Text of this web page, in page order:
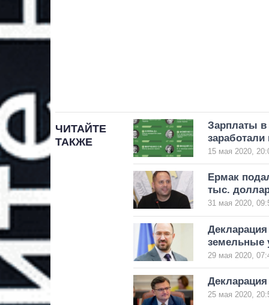
ЧИТАЙТЕ
ТАКЖЕ
Зарплаты
заработали
15 мая 2020,
Ермак
тыс.
31 мая 2020,
земельные
29 мая 2020,
25 мая 2020,